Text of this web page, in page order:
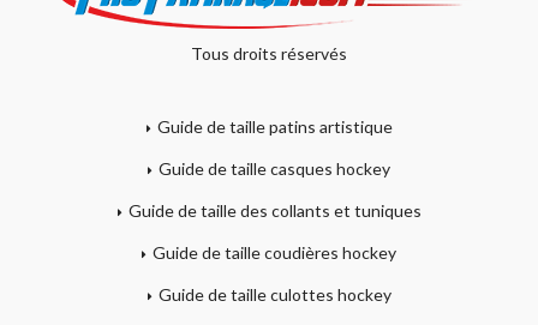
Tous droits réservés
Guide de taille patins artistique
Guide de taille casques hockey
Guide de taille des collants et tuniques
Guide de taille coudières hockey
Guide de taille culottes hockey